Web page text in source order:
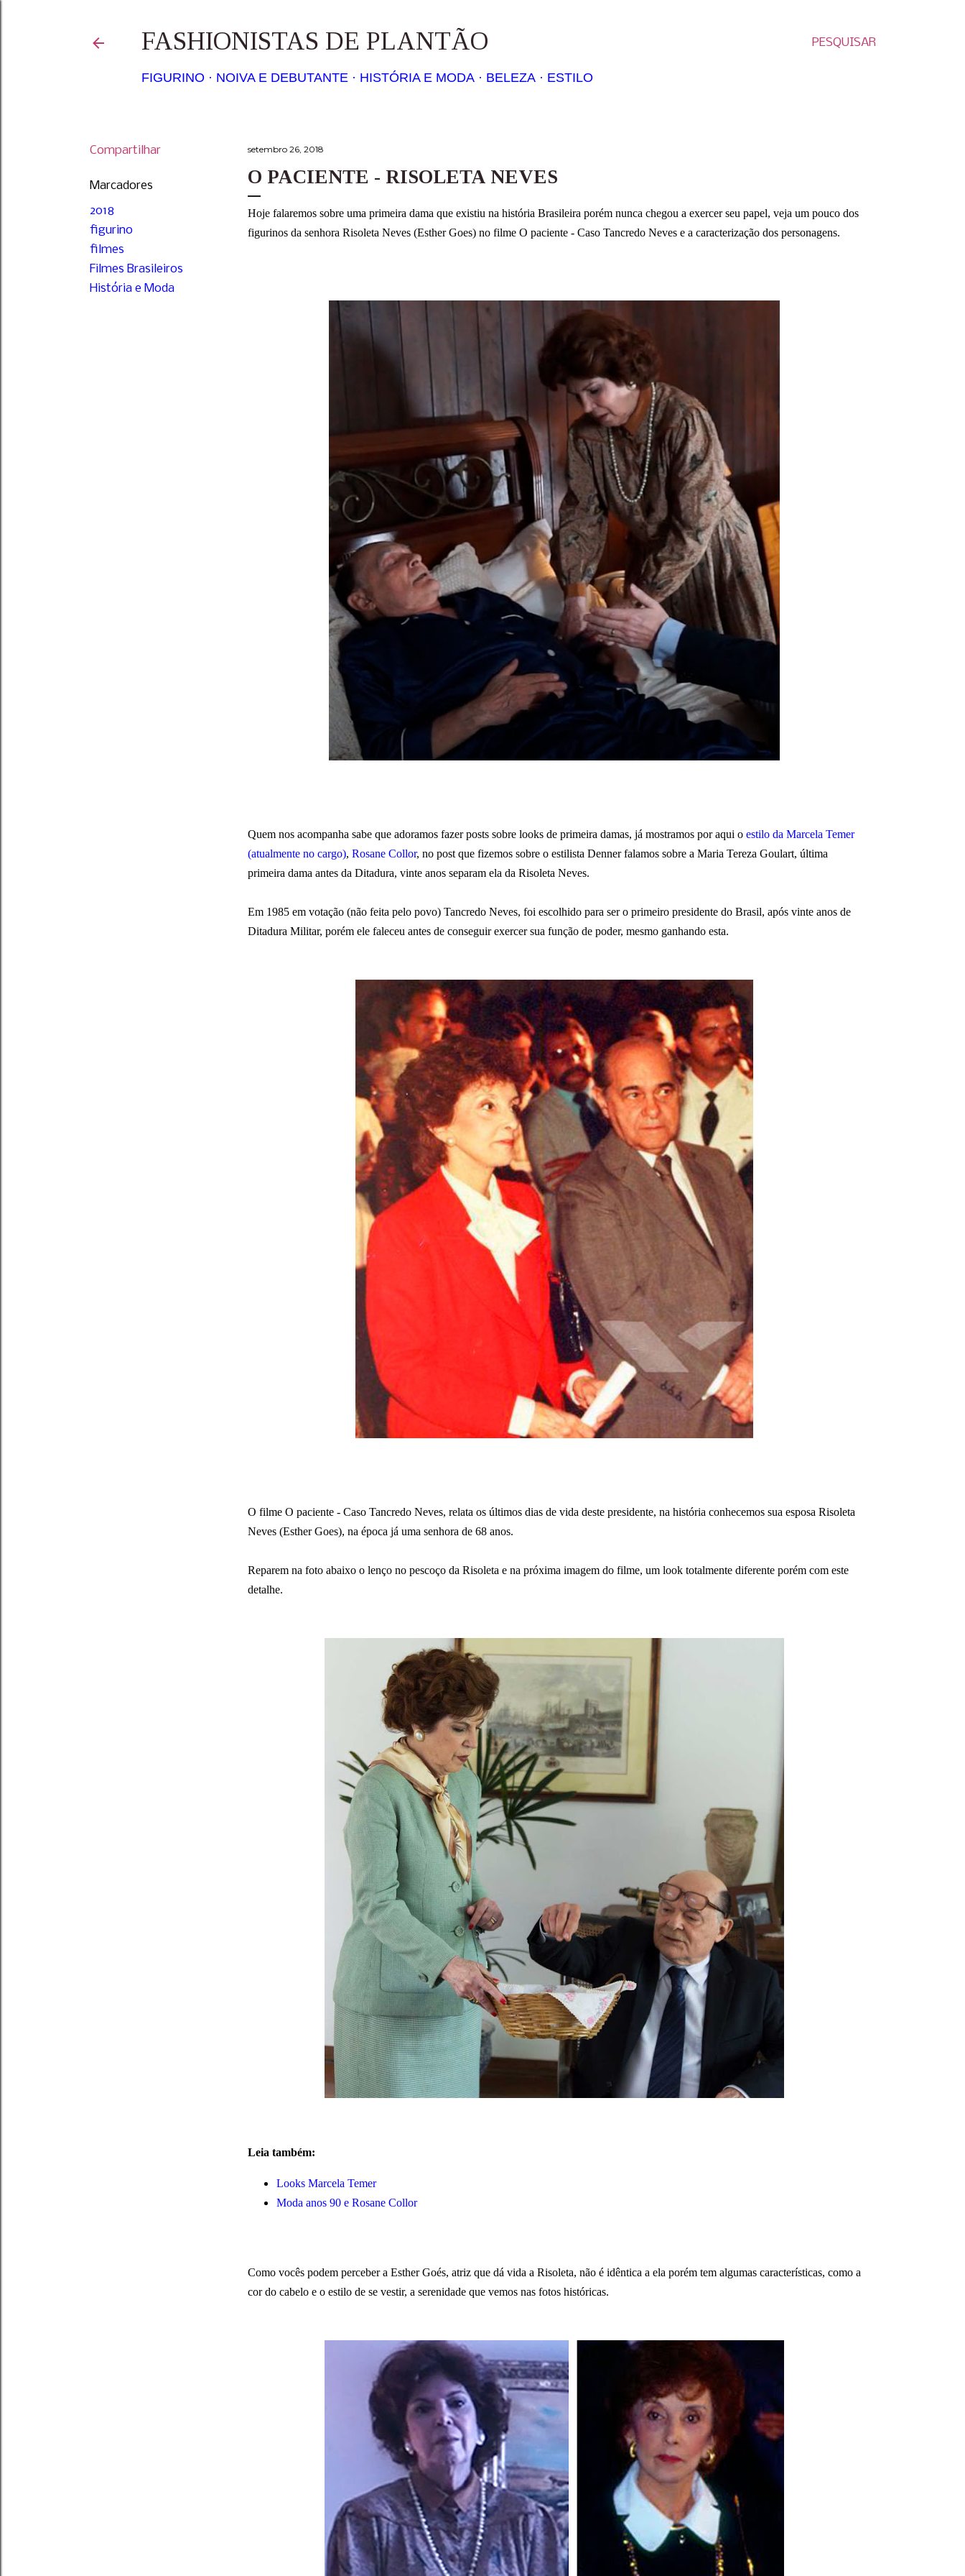
PESQUISAR
FASHIONISTAS DE PLANTÃO
FIGURINO NOIVA E DEBUTANTE HISTÓRIA E MODA BELEZA ESTILO
Compartilhar
Marcadores
2018
figurino
filmes
Filmes Brasileiros
História e Moda
setembro 26, 2018
O PACIENTE - RISOLETA NEVES
Hoje falaremos sobre uma primeira dama que existiu na história Brasileira porém nunca chegou a exercer seu papel, veja um pouco dos
figurinos da senhora Risoleta Neves (Esther Goes) no filme O paciente - Caso Tancredo Neves e a caracterização dos personagens.
Quem nos acompanha sabe que adoramos fazer posts sobre looks de primeira damas, já mostramos por aqui o estilo da Marcela Temer
(atualmente no cargo), Rosane Collor, no post que fizemos sobre o estilista Denner falamos sobre a Maria Tereza Goulart, última
primeira dama antes da Ditadura, vinte anos separam ela da Risoleta Neves.
Em 1985 em votação (não feita pelo povo) Tancredo Neves, foi escolhido para ser o primeiro presidente do Brasil, após vinte anos de
Ditadura Militar, porém ele faleceu antes de conseguir exercer sua função de poder, mesmo ganhando esta.
O filme O paciente - Caso Tancredo Neves, relata os últimos dias de vida deste presidente, na história conhecemos sua esposa Risoleta
Neves (Esther Goes), na época já uma senhora de 68 anos.
Reparem na foto abaixo o lenço no pescoço da Risoleta e na próxima imagem do filme, um look totalmente diferente porém com este
detalhe.
Leia também:
Looks Marcela Temer
Moda anos 90 e Rosane Collor
Como vocês podem perceber a Esther Goés, atriz que dá vida a Risoleta, não é idêntica a ela porém tem algumas características, como a
cor do cabelo e o estilo de se vestir, a serenidade que vemos nas fotos históricas.